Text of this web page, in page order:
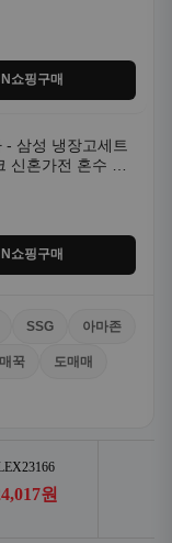
급
N쇼핑구매
- 삼성 냉장고세트
신혼가전 혼수 입
N쇼핑구매
SSG 아마존
꾹 도매매